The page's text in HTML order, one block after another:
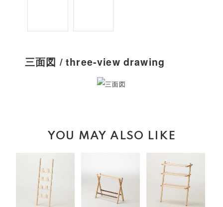
三面図 / three-view drawing
YOU MAY ALSO LIKE